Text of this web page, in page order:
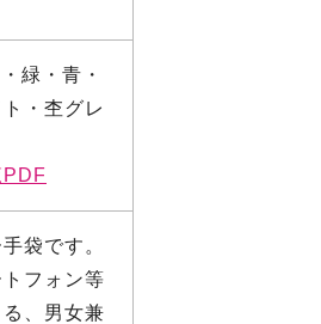
緑・青・
・杢グレ
PDF
袋です。
フォン等
、男女兼